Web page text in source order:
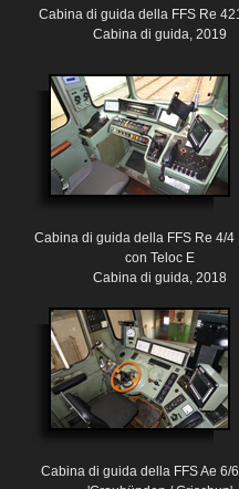
Cabina di guida della FFS Re
Cabina di guida, 2019
Cabina di guida della FFS Re 4/4
con Teloc E
Cabina di guida, 2018
Cabina di guida della FFS Ae 6/